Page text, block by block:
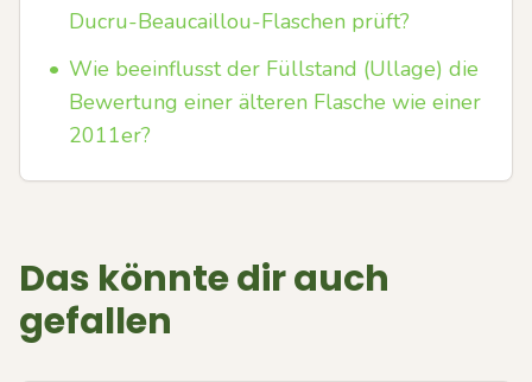
Ducru-Beaucaillou-Flaschen prüft?
• Wie beeinflusst der Füllstand (Ullage) die
Bewertung einer älteren Flasche wie einer
2011er?
Das könnte dir auch
gefallen